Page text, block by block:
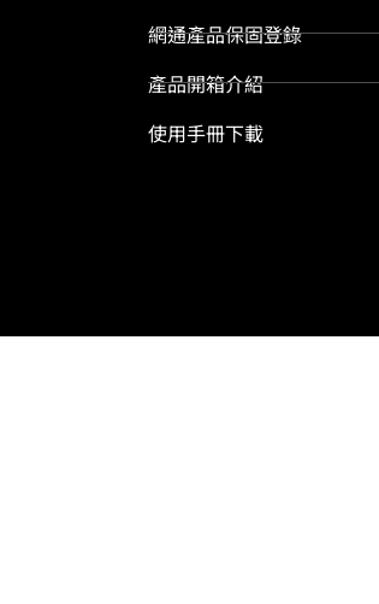
網通產品保固登錄
產品開箱介紹
使用手冊下載